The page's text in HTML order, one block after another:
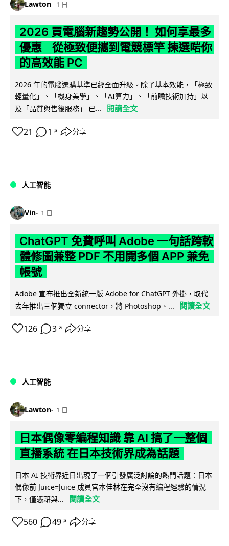
Lawton 1 日
2026 買電腦新趨勢公開！ 如何享最多
優惠 從極致便攜到電競標竿 揀選啱你
的高效能 PC
2026 年的電腦選購基準已經全面升級。除了基本效能，「極致
輕量化」、「機身美學」、「AI算力」、「前瞻技術加持」以
及「品質與售後服務」 已...
閱讀全文
21 1 ↗ 分享
人工智能
Vin 1 日
ChatGPT 免費呼叫 Adobe 一句話跨軟
體修圖兼整 PDF 不用開多個 APP 兼免
帳號
Adobe 宣布推出全新統一版 Adobe for ChatGPT 外掛，取代
去年推出三個獨立 connector，將 Photoshop、...
閱讀全文
126 3 ↗ 分享
人工智能
Lawton 1 日
日本偶像零編程知識 靠 AI 搞了一整個
直播系統 在日本技術界成為話題
日本 AI 技術界近日出現了一個引發廣泛討論的熱門話題：日本
偶像前 Juice=Juice 成員宮本佳林在完全沒有編程經驗的情況
下，僅憑藉與...
閱讀全文
560 49 ↗ 分享